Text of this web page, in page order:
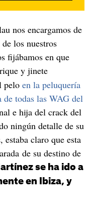
nos encargamos de
los nuestros
fijábamos en que
y jinete
pelo en la peluquería
de todas las WAG del
e hija del crack del
ningún detalle de su
claro que esta
de su destino de
se ha ido a
en Ibiza, y